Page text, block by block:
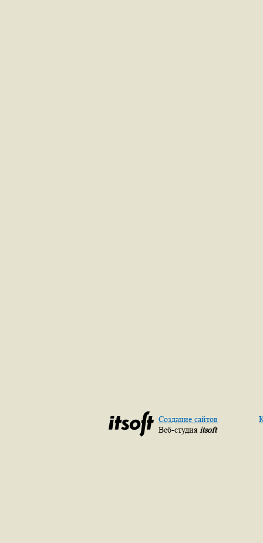
Создание сайтов
Веб-студия itsoft